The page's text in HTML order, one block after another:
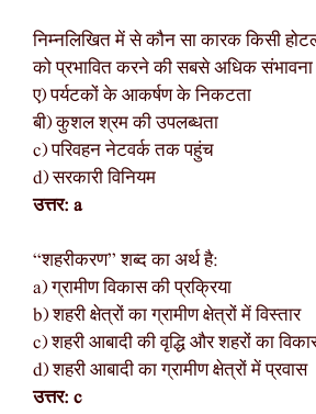
निम्नलिखित में से कौन सा कारक किसी
को प्रभावित करने की सबसे अधिक संभावना
ए) पर्यटकों के आकर्षण के निकटता
बी) कुशल श्रम की उपलब्धता
c) परिवहन नेटवर्क तक पहुंच
d) सरकारी विनियम
उत्तर: a
“शहरीकरण” शब्द का अर्थ है:
a) ग्रामीण विकास की प्रक्रिया
b) शहरी क्षेत्रों का ग्रामीण क्षेत्रों में विस्तार
c) शहरी आबादी की वृद्धि और शहरों का
d) शहरी आबादी का ग्रामीण क्षेत्रों में प्रवास
उत्तर: c